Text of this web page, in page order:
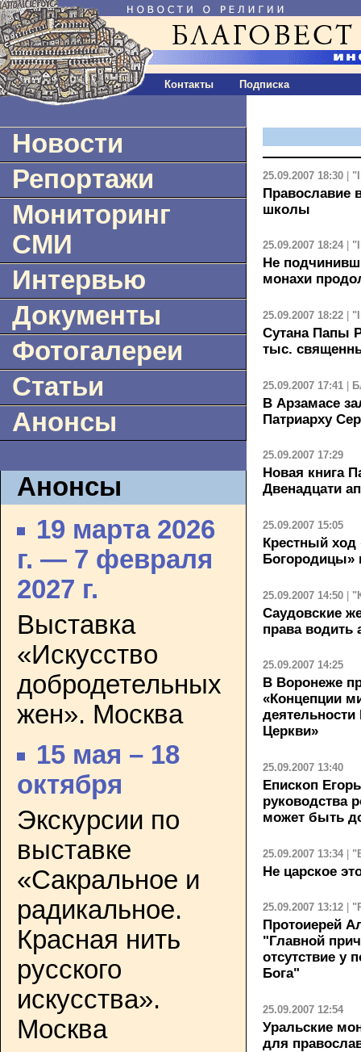
Контакты Подписка
Новости
Репортажи
Мониторинг
СМИ
Интервью
Документы
Фотогалереи
Статьи
Анонсы
Анонсы
19 марта 2026
г. — 7 февраля
2027 г.
Выставка
«Искусство
добродетельных
жен». Москва
15 мая – 18
октября
Экскурсии по
выставке
«Сакральное и
радикальное.
Красная нить
русского
искусства».
Москва
25.09.2007 18:30 |
Православие
школы
25.09.2007 18:24
Не
монахи
25.09.2007 18:22
Сутана Папы
тыс.
25.09.2007 17:41 |
В Арзамасе
Патриарху
25.09.2007 17:29
Новая книга
Двенадцати
25.09.2007 15:05
Крестный ход
Богородицы»
25.09.2007 14:50 |
Саудовские
права водить
25.09.2007 14:25
В Воронеже
«Концепции
Церкви»
25.09.2007 13:40
Епископ
руководства
может быть
25.09.2007 13:34 |
Не царское
25.09.2007 13:12
Протоиерей
"Главной
отсутствие у
Бога"
25.09.2007 12:54
Уральские
для